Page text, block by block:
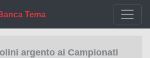
Tema
argento ai Campionati